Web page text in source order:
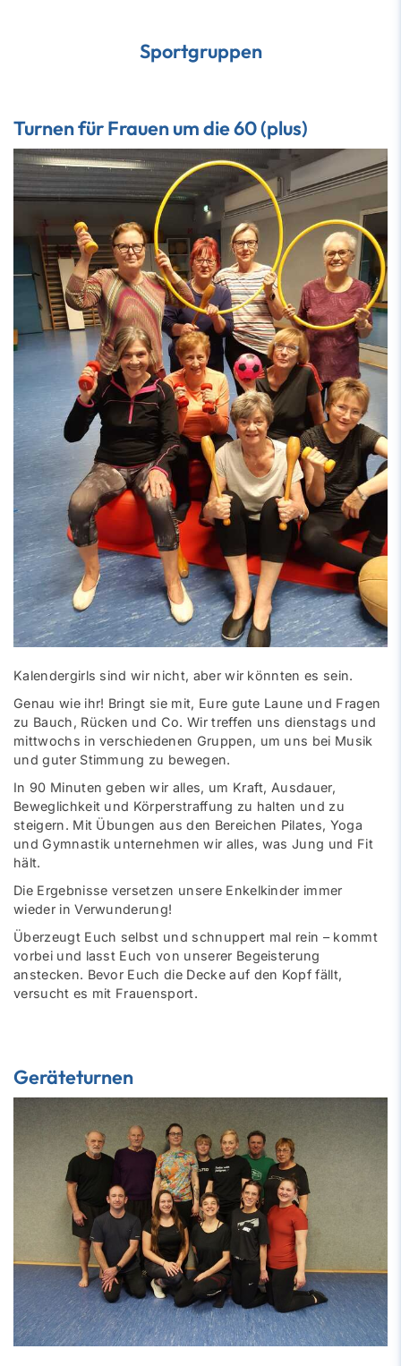
Sportgruppen
Turnen für Frauen um die 60 (plus)
Kalendergirls sind wir nicht, aber wir könnten es sein.
Genau wie ihr! Bringt sie mit, Eure gute Laune und Fragen
zu Bauch, Rücken und Co. Wir treffen uns dienstags und
mittwochs in verschiedenen Gruppen, um uns bei Musik
und guter Stimmung zu bewegen.
In 90 Minuten geben wir alles, um Kraft, Ausdauer,
Beweglichkeit und Körperstraffung zu halten und zu
steigern. Mit Übungen aus den Bereichen Pilates, Yoga
und Gymnastik unternehmen wir alles, was Jung und Fit
hält.
Die Ergebnisse versetzen unsere Enkelkinder immer
wieder in Verwunderung!
Überzeugt Euch selbst und schnuppert mal rein – kommt
vorbei und lasst Euch von unserer Begeisterung
anstecken. Bevor Euch die Decke auf den Kopf fällt,
versucht es mit Frauensport.
Geräteturnen